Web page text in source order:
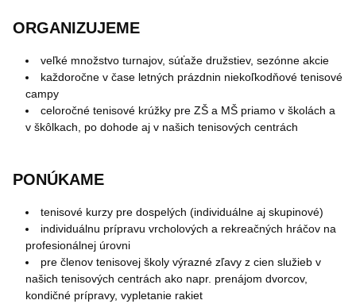
ORGANIZUJEME
​veľké množstvo turnajov, súťaže družstiev, sezónne akcie
každoročne v čase letných prázdnin niekoľkodňové tenisové
campy
celoročné tenisové krúžky pre ZŠ a MŠ priamo v školách a
v škôlkach, po dohode aj v našich tenisových centrách
PONÚKAME
tenisové kurzy pre dospelých (individuálne aj skupinové)
individuálnu prípravu vrcholových a rekreačných hráčov na
profesionálnej úrovni
pre členov tenisovej školy výrazné zľavy z cien služieb v
našich tenisových centrách ako napr. prenájom dvorcov,
kondičné prípravy, vypletanie rakiet